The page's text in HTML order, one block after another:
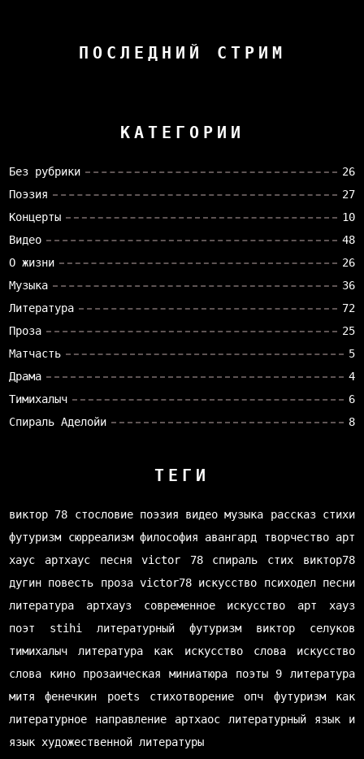
ПОСЛЕДНИЙ СТРИМ
КАТЕГОРИИ
Без рубрики
26
Поэзия
27
Концерты
10
Видео
48
О жизни
26
Музыка
36
Литература
72
Проза
25
Матчасть
5
Драма
4
Тимихалыч
6
Спираль Аделойи
8
ТЕГИ
виктор 78 стословие поэзия видео музыка рассказ стихи
футуризм
сюрреализм философия авангард творчество арт
хаус
артхаус песня victor 78 спираль стих
виктор78
дугин повесть проза victor78 искусство психодел песни
литература
артхауз современное искусство
арт хауз
поэт
stihi литературный футуризм
виктор селуков
тимихалыч
литература как искусство слова
искусство
слова
кино прозаическая миниатюра поэты
9 литература
митя фенечкин
poets стихотворение опч
футуризм как
литературное направление
артхаос
литературный язык и
язык художественной литературы